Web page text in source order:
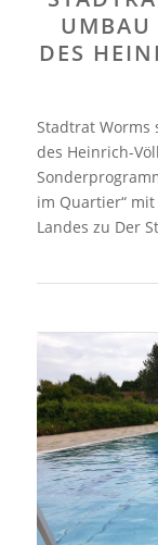
UMBAU
DES
Stadtrat Worms
des Heinrich-
im Quartier“
Landes zu Der